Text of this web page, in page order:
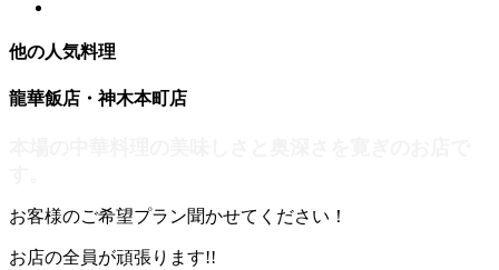
他の人気料理
龍華飯店・神木本町店
お客様のご希望プラン聞かせてください！
お店の全員が頑張ります!!